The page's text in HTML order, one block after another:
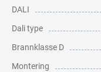
DALI
Dali type
Brannklasse D
Montering